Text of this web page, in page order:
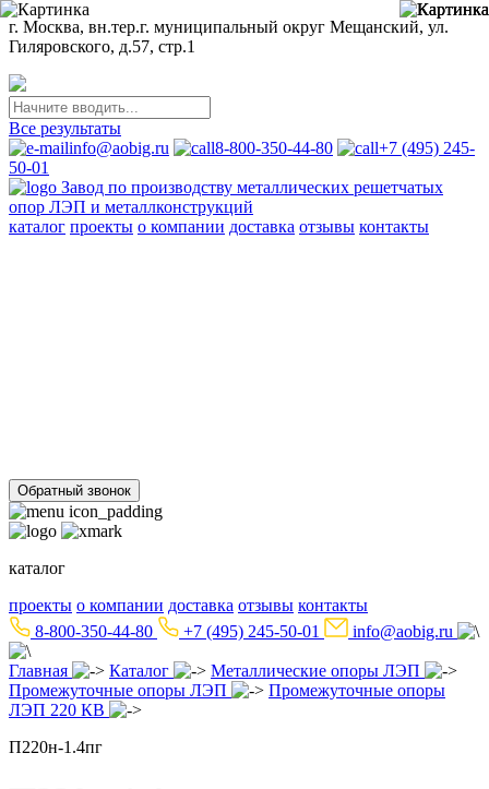
г. Москва, вн.тер.г. муниципальный округ Мещанский, ул.
Гиляровского, д.57, стр.1
Все результаты
info@aobig.ru
8-800-350-44-80
+7 (495) 245-
50-01
Завод по производству металлических решетчатых
опор ЛЭП и металлконструкций
каталог проекты о компании доставка отзывы контакты
Обратный звонок
каталог
проекты о компании доставка отзывы контакты
8-800-350-44-80
+7 (495) 245-50-01 info@aobig.ru
Главная Каталог
Металлические опоры ЛЭП
Промежуточные опоры ЛЭП
Промежуточные опоры
ЛЭП 220 КВ
П220н-1.4пг